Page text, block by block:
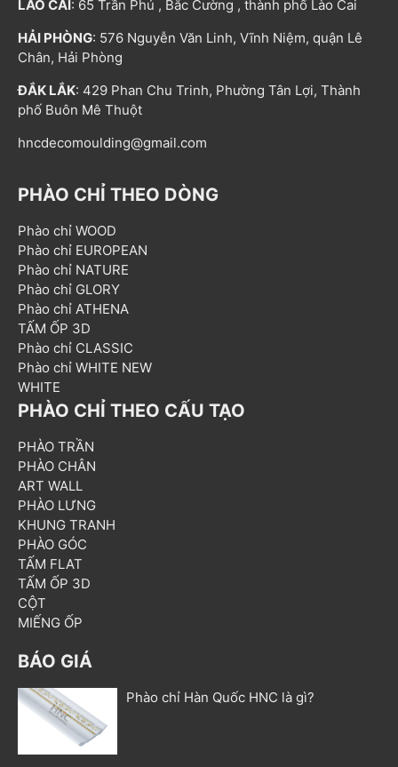
LÀO CAI: 65 Trần Phú , Bắc Cường , thành phố Lào Cai
HẢI PHÒNG: 576 Nguyễn Văn Linh, Vĩnh Niệm, quận Lê
Chân, Hải Phòng
ĐẮK LẮK: 429 Phan Chu Trinh, Phường Tân Lợi, Thành
phố Buôn Mê Thuột
hncdecomoulding@gmail.com
PHÀO CHỈ THEO DÒNG
Phào chỉ WOOD
Phào chỉ EUROPEAN
Phào chỉ NATURE
Phào chỉ GLORY
Phào chỉ ATHENA
TẤM ỐP 3D
Phào chỉ CLASSIC
Phào chỉ WHITE NEW
WHITE
PHÀO CHỈ THEO CẤU TẠO
PHÀO TRẦN
PHÀO CHÂN
ART WALL
PHÀO LƯNG
KHUNG TRANH
PHÀO GÓC
TẤM FLAT
TẤM ỐP 3D
CỘT
MIẾNG ỐP
BÁO GIÁ
Phào chỉ Hàn Quốc HNC là gì?